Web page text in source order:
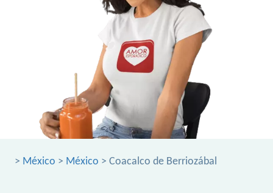
> México > México > Coacalco de Berriozábal